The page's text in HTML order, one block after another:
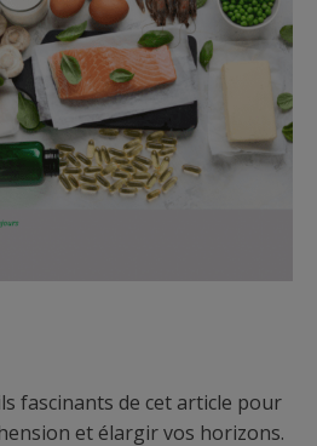
fascinants de cet article pour
et élargir vos horizons.